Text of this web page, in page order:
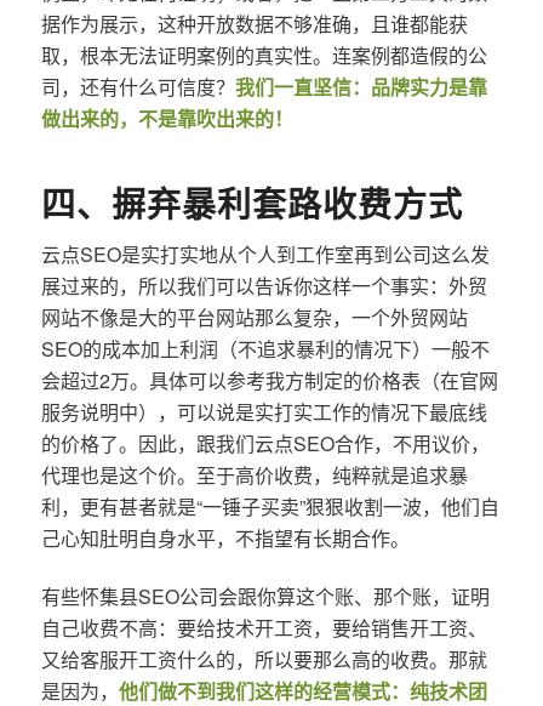
据作为展示，这种开放数据不够准确，且谁都能获
取，根本无法证明案例的真实性。连案例都造假的公
司，还有什么可信度？ 我们一直坚信：品牌实力是靠
做出来的，不是靠吹出来的！
四、摒弃暴利套路收费方式
云点SEO是实打实地从个人到工作室再到公司这么发
展过来的，所以我们可以告诉你这样一个事实：外贸
网站不像是大的平台网站那么复杂，一个外贸网站
SEO的成本加上利润（不追求暴利的情况下）一般不
会超过2万。具体可以参考我方制定的价格表（在官网
服务说明中），可以说是实打实工作的情况下最底线
的价格了。因此，跟我们云点SEO合作，不用议价，
代理也是这个价。至于高价收费，纯粹就是追求暴
利，更有甚者就是“一锤子买卖”狠狠收割一波，他们自
己心知肚明自身水平，不指望有长期合作。
有些怀集县SEO公司会跟你算这个账、那个账，证明
自己收费不高：要给技术开工资，要给销售开工资、
又给客服开工资什么的，所以要那么高的收费。那就
是因为， 他们做不到我们这样的经营模式：纯技术团